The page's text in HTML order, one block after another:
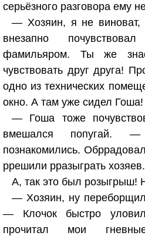
серьёзного разговора ему
— Хозяин, я не
внезапно
фамильяром. Ты же
чувствовать друг друга!
одно из технических
окно. А там уже сидел Гоша!
— Гоша тоже
вмешался попугай. —
познакомились.
ррешили рразыграть хозяев.
А, так это был розыгрыш!
— Хозяин, ну переборщил
— Клочок быстро
прочитал мои